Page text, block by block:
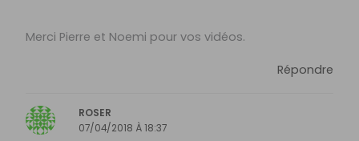
Merci Pierre et Noemi pour vos vidéos.
Répondre
ROSER
07/04/2018 À 18:37